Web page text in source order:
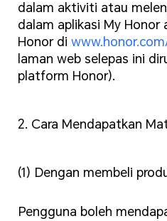
dalam aktiviti atau
dalam aplikasi My Honor
Honor di
laman web selepas ini
platform Honor).
2. Cara Mendapatkan
(1) Dengan membeli
Pengguna boleh